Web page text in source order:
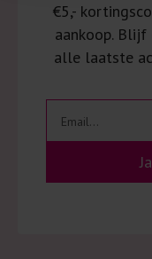
€5,-
aankoop.
alle laatste